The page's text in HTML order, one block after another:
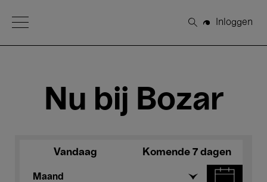
Open Menu
Zoeken
Inloggen
Nu bij Bozar
Vandaag Komende 7 dagen
Maand